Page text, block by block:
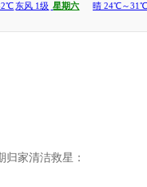
归家清洁救星：